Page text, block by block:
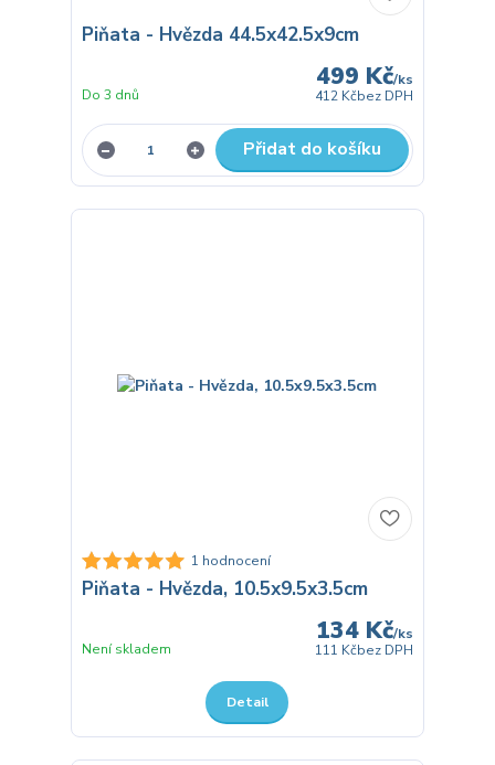
Piňata - Hvězda 44.5x42.5x9cm
499 Kč/ks
412 Kčbez DPH
Do 3 dnů
Přidat do košíku
1 hodnocení
Piňata - Hvězda, 10.5x9.5x3.5cm
134 Kč/ks
111 Kčbez DPH
Není skladem
Detail